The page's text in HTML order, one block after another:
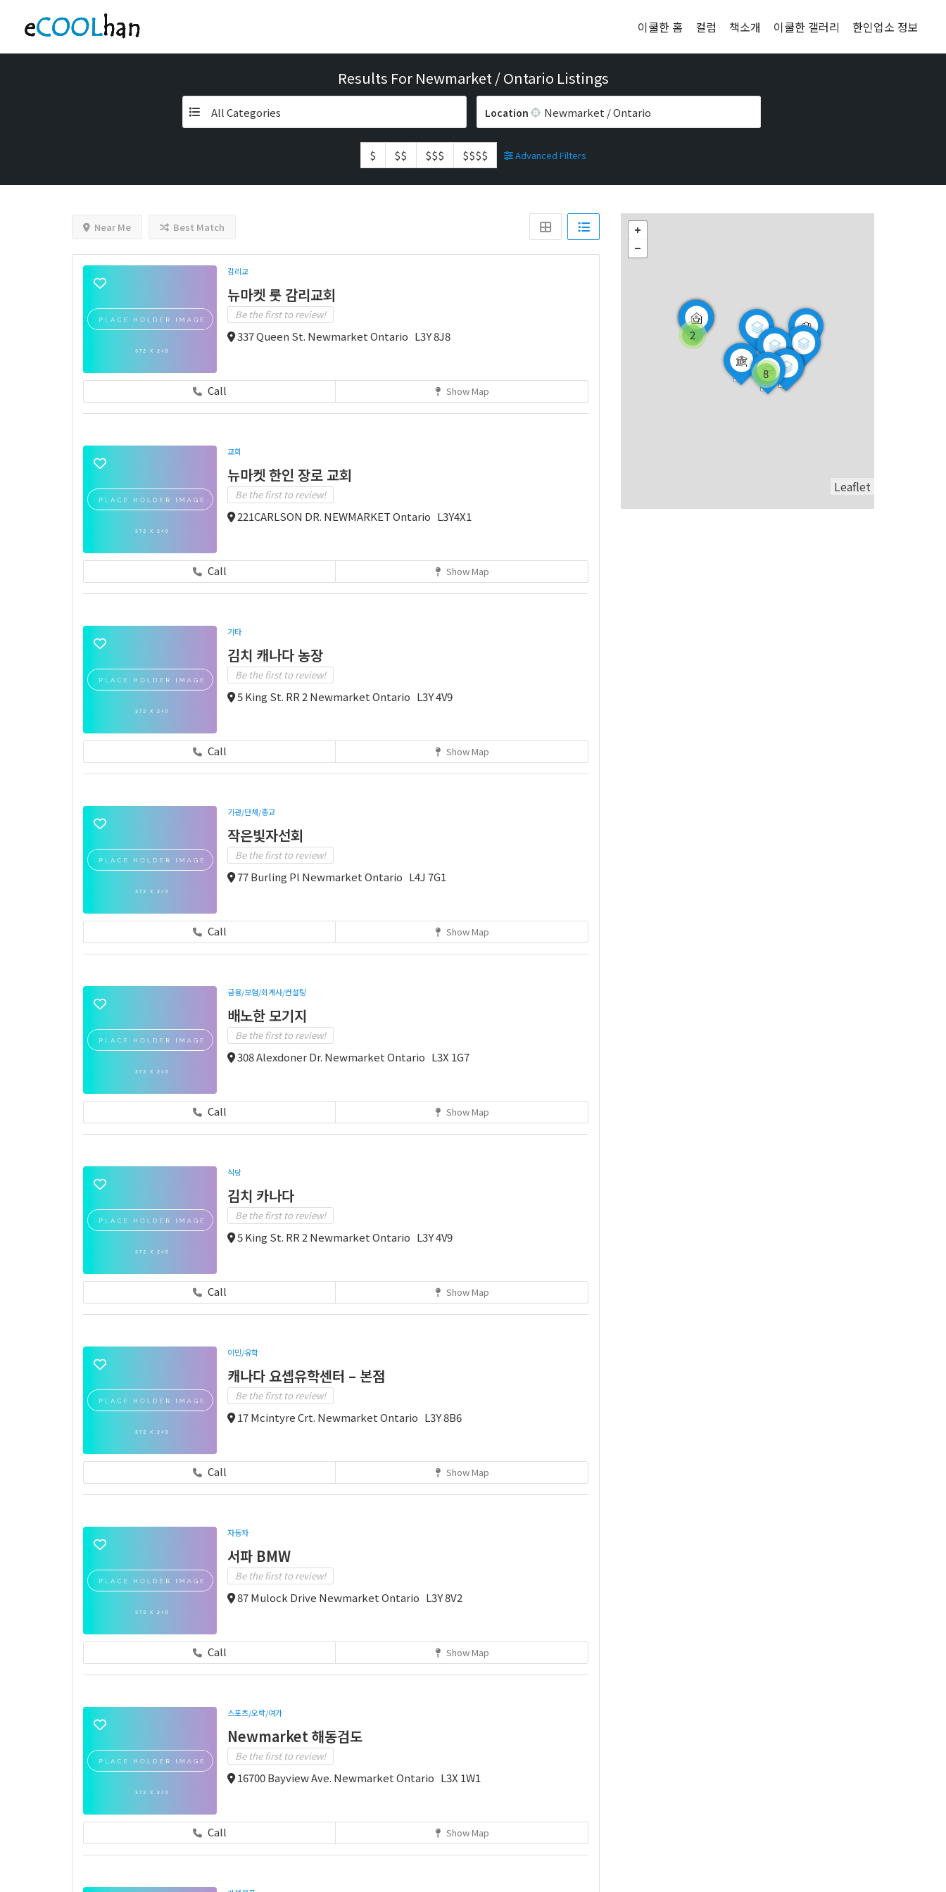
이쿨한 홈 컬럼 책소개 이쿨한 갤러리 한인업소 정보
Results For Newmarket / Ontario Listings
All Categories Location Newmarket / Ontario
$ $$ $$$ $$$$ Advanced Filters
Near Me Best Match
감리교
뉴마켓 룻 감리교회
Be the first to review!
337 Queen St. Newmarket Ontario L3Y 8J8
Call Show Map
교회
뉴마켓 한인 장로 교회
Be the first to review!
221CARLSON DR. NEWMARKET Ontario L3Y4X1
Call Show Map
기타
김치 캐나다 농장
Be the first to review!
5 King St. RR 2 Newmarket Ontario L3Y 4V9
Call Show Map
기관/단체/종교
작은빛자선회
Be the first to review!
77 Burling Pl Newmarket Ontario L4J 7G1
Call Show Map
금융/보험/회계사/컨설팅
배노한 모기지
Be the first to review!
308 Alexdoner Dr. Newmarket Ontario L3X 1G7
Call Show Map
식당
김치 카나다
Be the first to review!
5 King St. RR 2 Newmarket Ontario L3Y 4V9
Call Show Map
이민/유학
캐나다 요셉유학센터 – 본점
Be the first to review!
17 Mcintyre Crt. Newmarket Ontario L3Y 8B6
Call Show Map
자동차
서파 BMW
Be the first to review!
87 Mulock Drive Newmarket Ontario L3Y 8V2
Call Show Map
스포츠/오락/여가
Newmarket 해동검도
Be the first to review!
16700 Bayview Ave. Newmarket Ontario L3X 1W1
Call Show Map
2
8
Leaflet